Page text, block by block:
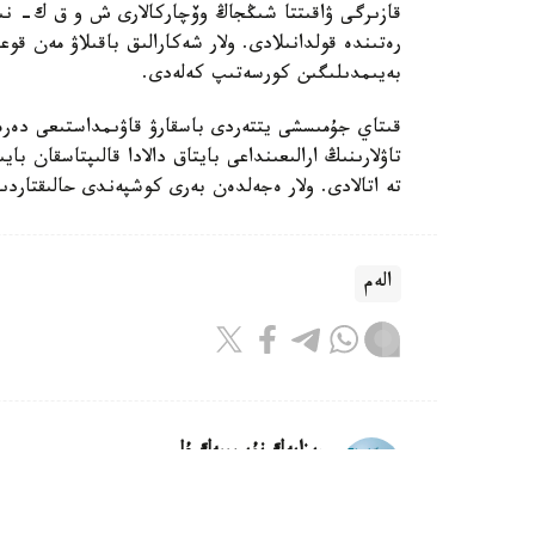
قازىرگى ۋاقىتتا شىڭجاڭ وۆچاركالارى ش و ق ك-
رەتىندە قولدانىلادى. ولار شەكارالىق باقىلاۋ مەن
بەيىمدىلىگىن كورسەتىپ كەلەدى.
قىتاي جۇمىسشى يتتەردى باسقارۋ قاۋىمداستىعى
تاۋلارىنىڭ ارالىعىنداعى بايتاق دالادا
تە اتالادى. ولار ەجەلدەن بەرى كوشپەندى
الەم
ريزابەك نۇسىپبەك ۇلى